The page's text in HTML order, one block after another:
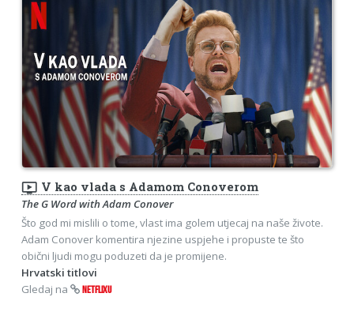
ondemand_video V kao vlada s Adamom Conoverom
The G Word with Adam Conover
Što god mi mislili o tome, vlast ima golem utjecaj na naše živote.
Adam Conover komentira njezine uspjehe i propuste te što
obični ljudi mogu poduzeti da je promijene.
Hrvatski titlovi
Gledaj na
NETFLIXU